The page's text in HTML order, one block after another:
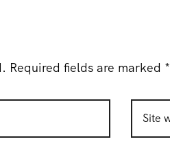
Required fields are marked *